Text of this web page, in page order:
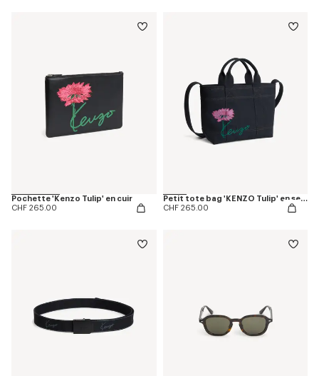
Pochette 'Kenzo Tulip' en cuir
CHF 265.00
Petit tote bag 'KENZO Tulip' en sergé façon denim
CHF 265.00